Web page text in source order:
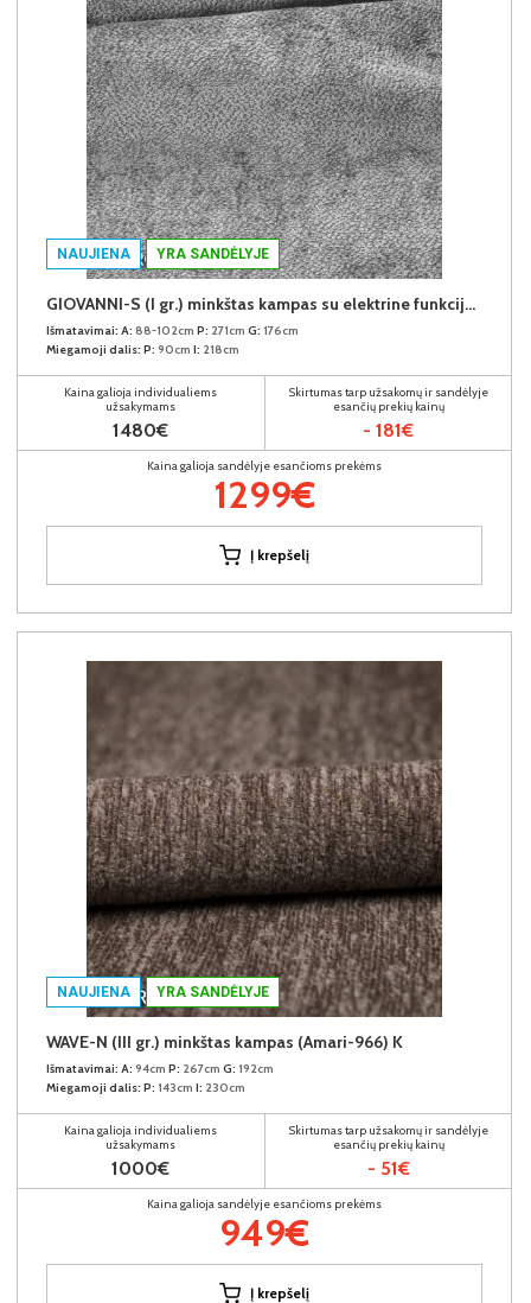
NAUJIENA YRA SANDĖLYJE
GIOVANNI-S (I gr.) minkštas kampas su elektrine funkcija (Aphrodite-21) D
Išmatavimai: A: 88-102cm P: 271cm G: 176cm
Miegamoji dalis: P: 90cm I: 218cm
Kaina galioja individualiems
užsakymams
1480€
Skirtumas tarp užsakomų ir sandėlyje
esančių prekių kainų
- 181€
Kaina galioja sandėlyje esančioms prekėms
1299€
Į krepšelį
NAUJIENA YRA SANDĖLYJE
WAVE-N (III gr.) minkštas kampas (Amari-966) K
Išmatavimai: A: 94cm P: 267cm G: 192cm
Miegamoji dalis: P: 143cm I: 230cm
Kaina galioja individualiems
užsakymams
1000€
Skirtumas tarp užsakomų ir sandėlyje
esančių prekių kainų
- 51€
Kaina galioja sandėlyje esančioms prekėms
949€
Į krepšelį